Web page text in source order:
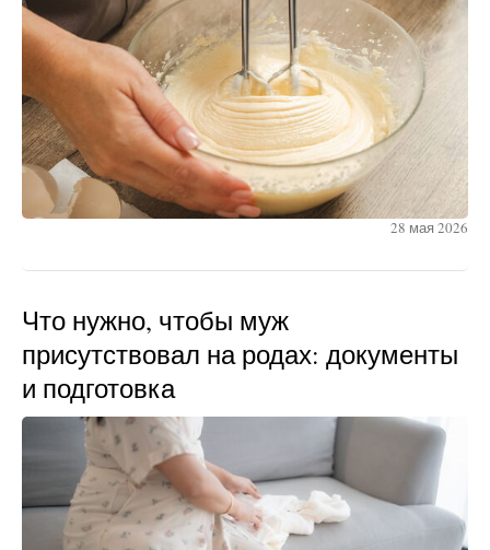
28 мая 2026
Что нужно, чтобы муж
присутствовал на родах: документы
и подготовка